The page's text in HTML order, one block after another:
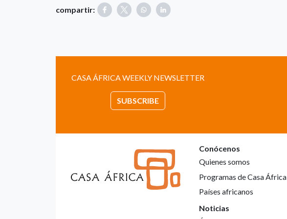
compartir:
CASA ÁFRICA WEEKLY NEWSLETTER
SUBSCRIBE
Conócenos
Quienes somos
Programas de Casa África
Países africanos
Noticias